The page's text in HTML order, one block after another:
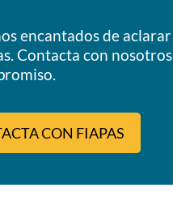
encantados de aclarar
Contacta con nosotros
CON FIAPAS